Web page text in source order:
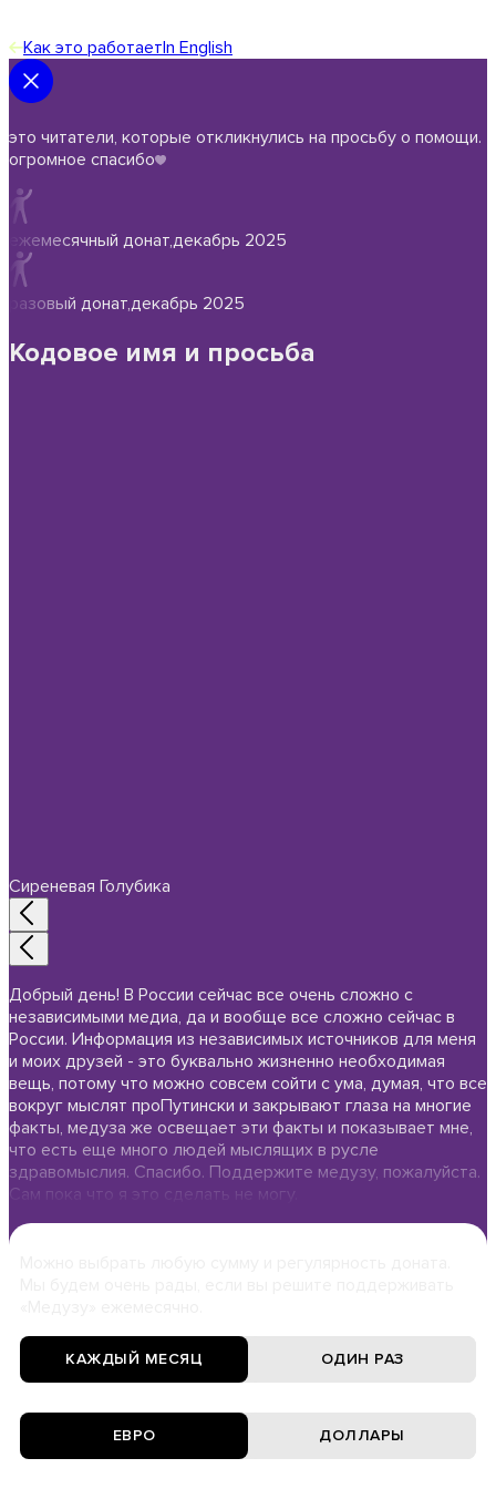
Как это работаетIn English
это читатели, которые откликнулись на просьбу о помощи.
огромное спасибо
ежемесячный донат,декабрь 2025
разовый донат,декабрь 2025
Кодовое имя и просьба
Сиреневая Голубика
Добрый день! В России сейчас все очень сложно с
независимыми медиа, да и вообще все сложно сейчас в
России. Информация из независимых источников для меня
и моих друзей - это буквально жизненно необходимая
вещь, потому что можно совсем сойти с ума, думая, что все
вокруг мыслят проПутински и закрывают глаза на многие
факты, медуза же освещает эти факты и показывает мне,
что есть еще много людей мыслящих в русле
здравомыслия. Спасибо. Поддержите медузу, пожалуйста.
Сам пока что я это сделать не могу.
КАЖДЫЙ МЕСЯЦ ОДИН РАЗ
ЕВРО ДОЛЛАРЫ